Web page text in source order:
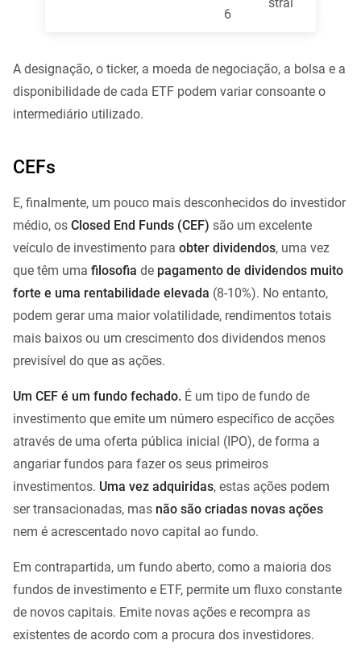
6
A designação, o ticker, a moeda de negociação, a bolsa e a
disponibilidade de cada ETF podem variar consoante o
intermediário utilizado.
CEFs
E, finalmente, um pouco mais desconhecidos do investidor
médio, os Closed End Funds (CEF) são um excelente
veículo de investimento para obter dividendos, uma vez
que têm uma filosofia de pagamento de dividendos muito
forte e uma rentabilidade elevada (8-10%). No entanto,
podem gerar uma maior volatilidade, rendimentos totais
mais baixos ou um crescimento dos dividendos menos
previsível do que as ações.
Um CEF é um fundo fechado. É um tipo de fundo de
investimento que emite um número específico de acções
através de uma oferta pública inicial (IPO), de forma a
angariar fundos para fazer os seus primeiros
investimentos. Uma vez adquiridas, estas ações podem
ser transacionadas, mas não são criadas novas ações
nem é acrescentado novo capital ao fundo.
Em contrapartida, um fundo aberto, como a maioria dos
fundos de investimento e ETF, permite um fluxo constante
de novos capitais. Emite novas ações e recompra as
existentes de acordo com a procura dos investidores.